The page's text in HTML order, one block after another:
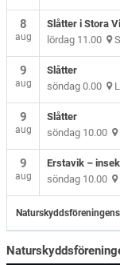
8
aug
Slåtter i Stora
lördag 11.00
9
aug
Slåtter
söndag 0.00
9
aug
Slåtter
söndag 10.00
9
aug
Erstavik –
söndag 10.00